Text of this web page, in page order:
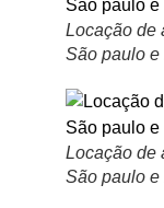
Locação de
São paulo
Locação de
São paulo